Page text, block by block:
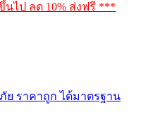
ไป ลด 10% ส่งฟรี ***
ย ราคาถูก ได้มาตรฐาน